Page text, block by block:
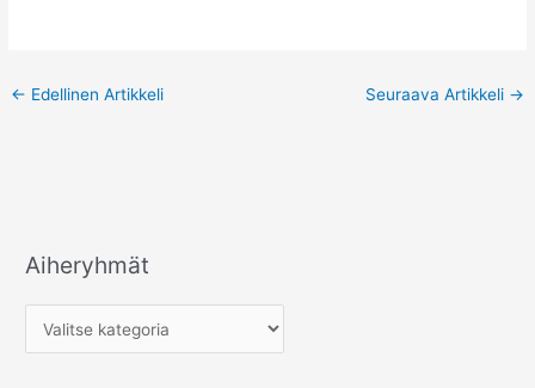
← Edellinen Artikkeli Seuraava Artikkeli →
Aiheryhmät